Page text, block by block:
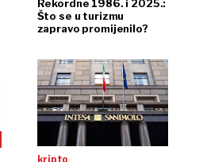
Rekordne 1986. i 2025.:
Što se u turizmu
zapravo promijenilo?
kripto